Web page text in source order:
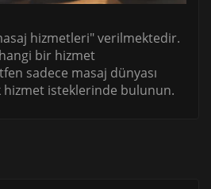
hizmetleri" verilmektedir.
bir hizmet
sadece masaj dünyası
hizmet isteklerinde bulunun.